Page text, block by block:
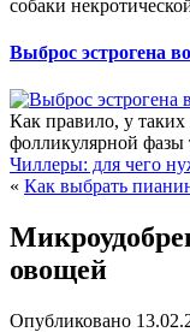
собаки
Выброс эстрогена
Как правило, у
фолликулярной фазы
Чиллеры: для чего
« Как выбрать
овощей
Опубликовано